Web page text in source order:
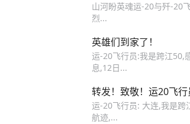
山河盼英魂运-20与歼-20
烈...
英雄们到家了！
运-20飞行员:我是跨江50,
息,12日...
转发！致敬！运20飞
运-20飞行员: 大连,我是跨
航迹,...